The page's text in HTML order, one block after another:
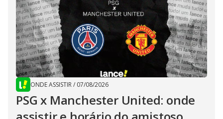
ONDE ASSISTIR/ 07/08/2026
PSG x Manchester United: onde